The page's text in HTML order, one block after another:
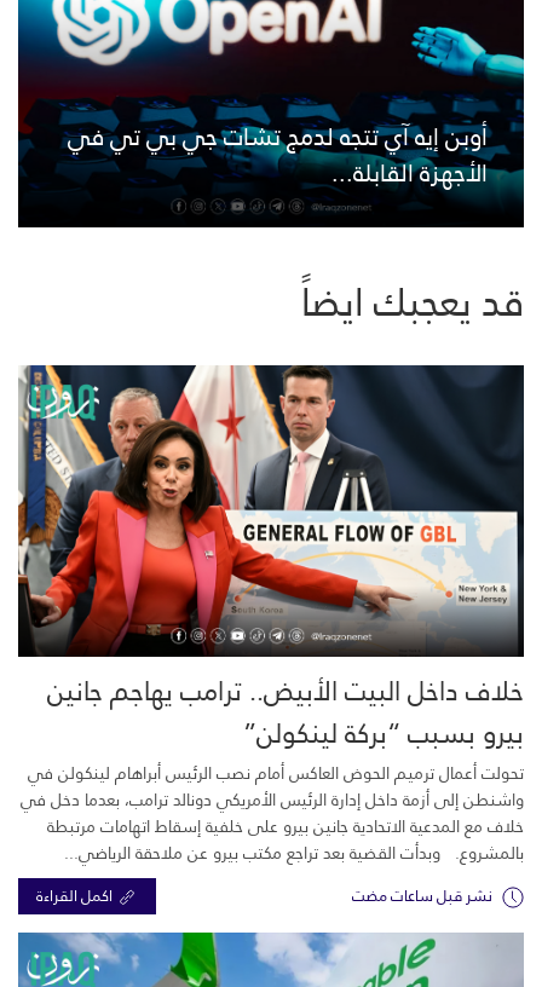
أوبن إيه آي تتجه لدمج تشات جي بي تي في
الأجهزة القابلة...
قد يعجبك ايضاً
خلاف داخل البيت الأبيض.. ترامب يهاجم جانين
بيرو بسبب “بركة لينكولن”
تحولت أعمال ترميم الحوض العاكس أمام نصب الرئيس أبراهام لينكولن في
واشنطن إلى أزمة داخل إدارة الرئيس الأمريكي دونالد ترامب، بعدما دخل في
خلاف مع المدعية الاتحادية جانين بيرو على خلفية إسقاط اتهامات مرتبطة
بالمشروع. وبدأت القضية بعد تراجع مكتب بيرو عن ملاحقة الرياضي...
نشر قبل ساعات مضت اكمل القراءة